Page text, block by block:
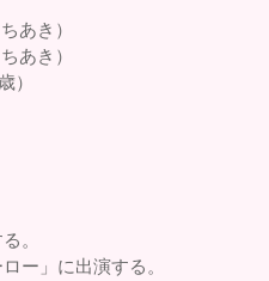
あき）
あき）
）
。
ー」に出演する。